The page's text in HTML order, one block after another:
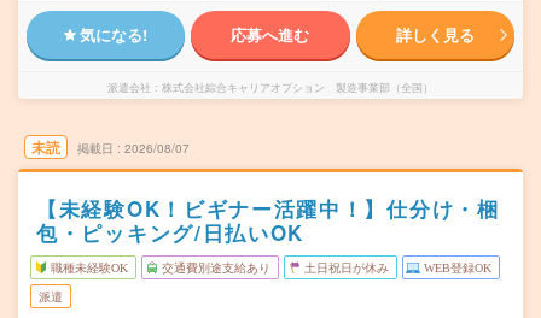
気になる! 応募へ進む 詳しく見る
派遣会社 株式会社綜合キャリアオプション 製造事業部（全国）
未読 掲載日 2026/08/07
【未経験OK！ビギナー活躍中！】仕分け・梱
包・ピッキング/日払いOK
職種未経験OK 交通費別途支給あり 土日祝日が休み WEB登録OK
派遣